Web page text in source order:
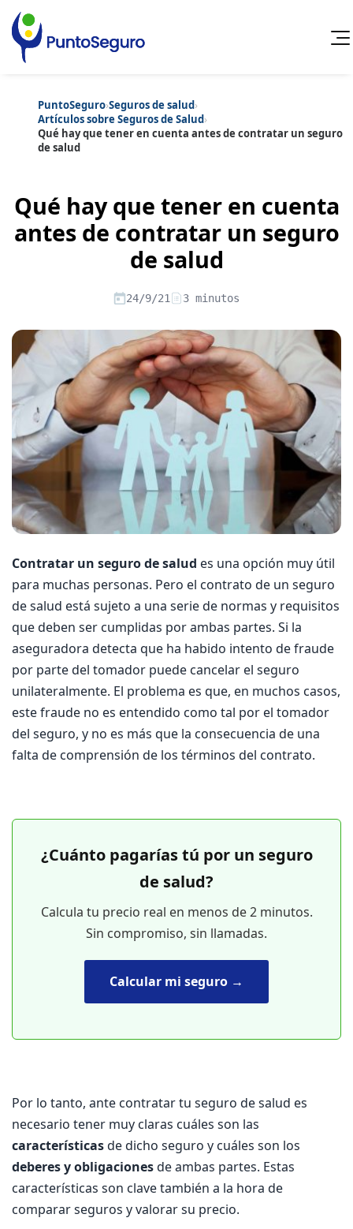
Categorías populares
Artículos sobre Otros Seguros
Artículos sobre Seguros de Auto
Artículos sobre Seguros de Hogar
Artículos sobre Seguros de SaludContenido extra
Artículos sobre Convenios Colectivos
Artículos sobre Educación Financiera
Artículos sobre Seguros de Vida Hipoteca
Artículos sobre Seguros de Decesos
PuntoSeguro›Seguros de salud›
Artículos sobre Seguros de Salud›
Qué hay que tener en cuenta antes de contratar un seguro
de salud
Qué hay que tener en cuenta
antes de contratar un seguro
de salud
24/9/21 3 minutos
Contratar un seguro de salud es una opción muy útil
para muchas personas. Pero el contrato de un seguro
de salud está sujeto a una serie de normas y requisitos
que deben ser cumplidas por ambas partes. Si la
aseguradora detecta que ha habido intento de fraude
por parte del tomador puede cancelar el seguro
unilateralmente. El problema es que, en muchos casos,
este fraude no es entendido como tal por el tomador
del seguro, y no es más que la consecuencia de una
falta de comprensión de los términos del contrato.
¿Cuánto pagarías tú por un seguro
de salud?
Calcula tu precio real en menos de 2 minutos.
Sin compromiso, sin llamadas.
Calcular mi seguro →
Por lo tanto, ante contratar tu seguro de salud es
necesario tener muy claras cuáles son las
característicasde dicho seguro y cuáles son los
deberes y obligacionesde ambas partes. Estas
características son clave también a la hora de
comparar seguros y valorar su precio.